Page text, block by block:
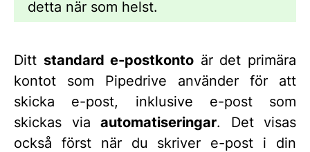
detta när som helst.
Ditt standard e-postkonto är det primära
kontot som Pipedrive använder för att
skicka e-post, inklusive e-post som
skickas via automatiseringar. Det visas
också först när du skriver e-post i din